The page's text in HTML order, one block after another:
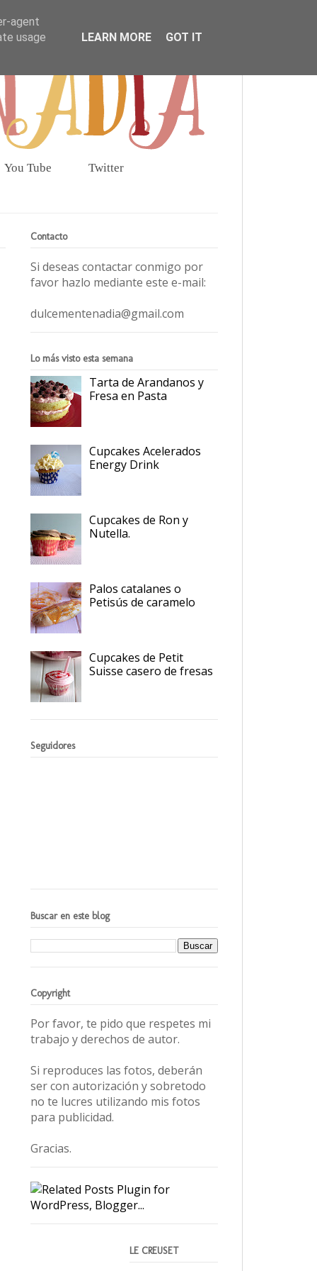
You Tube Twitter
Contacto
Si deseas contactar conmigo por
favor hazlo mediante este e-mail:
dulcementenadia@gmail.com
Lo más visto esta semana
Tarta de Arandanos y
Fresa en Pasta
Cupcakes Acelerados
Energy Drink
Cupcakes de Ron y
Nutella.
Palos catalanes o
Petisús de caramelo
Cupcakes de Petit
Suisse casero de fresas
Seguidores
Buscar en este blog
Copyright
Por favor, te pido que respetes mi
trabajo y derechos de autor.
Si reproduces las fotos, deberán
ser con autorización y sobretodo
no te lucres utilizando mis fotos
para publicidad.
Gracias.
LE CREUSET
agent
usage
LEARN MORE GOT IT